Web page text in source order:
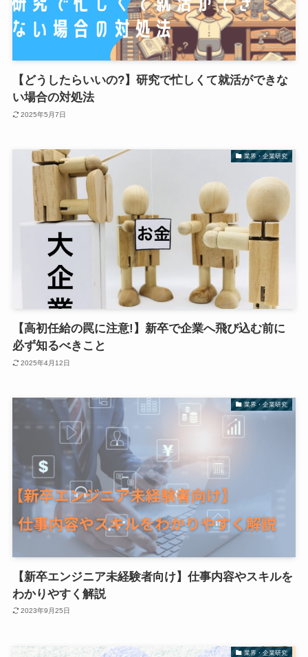
【どうしたらいいの?】研究で忙しくて就活ができな
い場合の対処法
2025年5月7日
業界・企業研究
【高初任給の罠に注意!】新卒で企業へ飛び込む前に
必ず知るべきこと
2025年4月12日
業界・企業研究
【新卒エンジニア未経験者向け】仕事内容やスキルを
わかりやすく解説
2023年9月25日
業界・企業研究